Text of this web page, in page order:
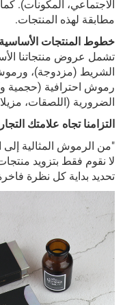
الاجتماعي، المكونات).
مطابقة لهذه المنتجات.
خطوط المنتجات الأساسية
تشمل عروض منتجاتنا
رموش احترافية (حجمية
الضرورية (اللصقات،
التزامنا تجاه علامتك
"من الرموش المثالية
لا نقوم فقط بتزويد
تحديد بداية كل نظرة